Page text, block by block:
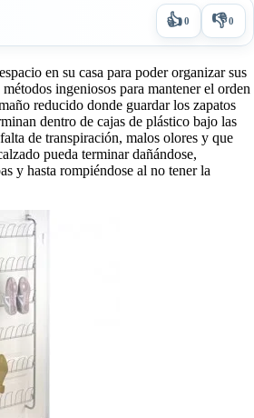
👍0 👎0
en su casa para poder organizar sus
ingeniosos para mantener el orden
reducido donde guardar los zapatos
dentro de cajas de plástico bajo las
de transpiración, malos olores y que
pueda terminar dañándose,
y hasta rompiéndose al no tener la